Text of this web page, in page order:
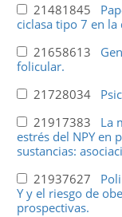
21481845
ciclasa tipo 7 en
21658613
folicular.
21728034
21917383 La
estrés del NPY en
sustancias:
21937627
Y y el riesgo de
prospectivas.